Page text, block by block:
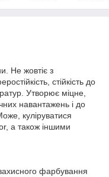
Не жовтіє з
стійкість до
Утворює міцне,
навантажень і до
куліруватися
а також іншими
фарбування